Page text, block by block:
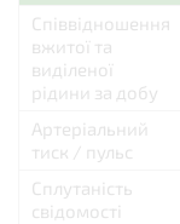
Співвідношення
вжитої та
виділеної
рідини за добу
Артеріальний
тиск / пульс
Сплутаність
свідомості